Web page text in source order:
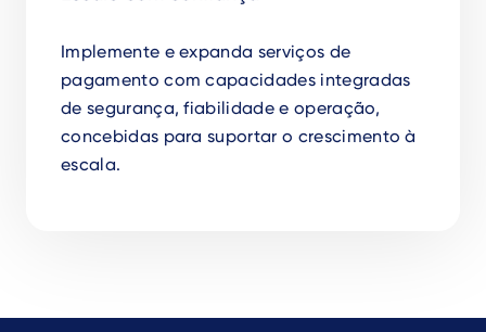
Implemente e expanda serviços de
pagamento com capacidades integradas
de segurança, fiabilidade e operação,
concebidas para suportar o crescimento à
escala.